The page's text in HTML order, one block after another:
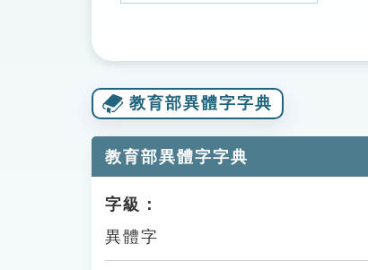
教育部異體字字典
教育部異體字字典
字級：
異體字